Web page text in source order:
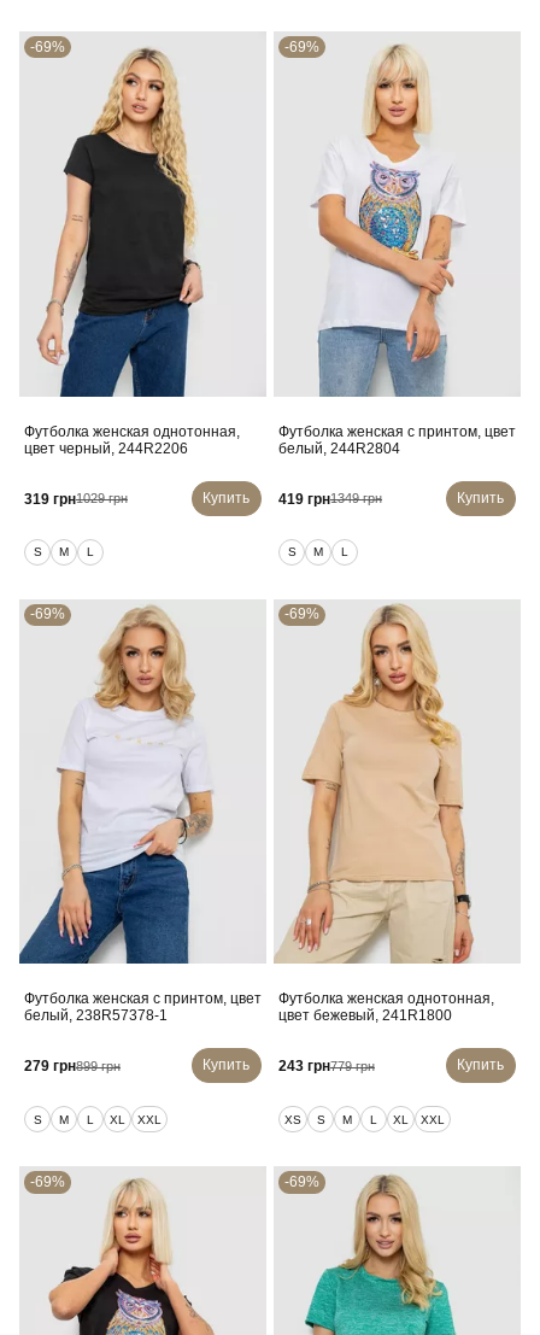
-69%
Футболка женская однотонная,
цвет черный, 244R2206
319 грн1029 грн Купить
S M L
-69%
Футболка женская с принтом, цвет
белый, 244R2804
419 грн1349 грн Купить
S M L
-69%
Футболка женская с принтом, цвет
белый, 238R57378-1
279 грн899 грн Купить
S M L XL XXL
-69%
Футболка женская однотонная,
цвет бежевый, 241R1800
243 грн779 грн Купить
XS S M L XL XXL
-69% -69%